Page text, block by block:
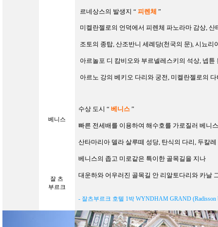
베니스
잘 츠
부르크
르네상스의 발생지 “ 피렌체”
미켈란젤로의 언덕에서 피렌체 파노라마 감상,
조토의 종탑, 산조반니 세례당(천국의 문), 시뇨
아르놀포 디 캄비오와 부르넬레스키의 석상, 넵
아르노 강의 베키오 다리와 궁전, 미켈란젤로의
수상 도시 “베니스 ”
빠른 전세배를 이용하여 해수호를 가로질러 베니
산타마리아 델라 살루떼 성당, 탄식의 다리 두칼레
베니스의 좁고 미로같은 특이한 골목길을 지나
대운하와 어우러진 골목길 안 리알토다리와 카날
- 잘츠부르크 호텔 1 박 WYNDHAM GRAND (Radisson